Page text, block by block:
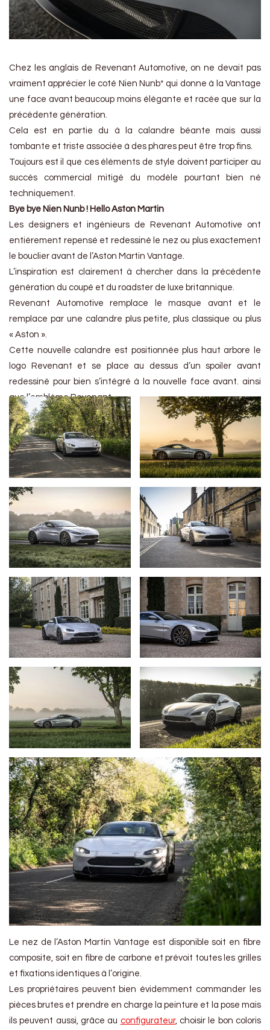
Chez les anglais de Revenant Automotive, on ne devait pas
vraiment apprécier le coté Nien Nunb* qui donne à la Vantage
une face avant beaucoup moins élégante et racée que sur la
précédente génération.
Cela est en partie du à la calandre béante mais aussi
tombante et triste associée à des phares peut être trop fins.
Toujours est il que ces éléments de style doivent participer au
succès commercial mitigé du modèle pourtant bien né
techniquement.
Bye bye Nien Nunb ! Hello Aston Martin
Les designers et ingénieurs de Revenant Automotive ont
entièrement repensé et redessiné le nez ou plus exactement
le bouclier avant de l’Aston Martin Vantage.
L’inspiration est clairement à chercher dans la précédente
génération du coupé et du roadster de luxe britannique.
Revenant Automotive remplace le masque avant et le
remplace par une calandre plus petite, plus classique ou plus
« Aston ».
Cette nouvelle calandre est positionnée plus haut arbore le
logo Revenant et se place au dessus d’un spoiler avant
redessiné pour bien s’intégré à la nouvelle face avant. ainsi
que l’emblème Revenant
Le nez de l’Aston Martin Vantage est disponible soit en fibre
composite, soit en fibre de carbone et prévoit toutes les grilles
et fixations identiques à l’origine.
Les propriétaires peuvent bien évidemment commander les
pièces brutes et prendre en charge la peinture et la pose mais
ils peuvent aussi, grâce au configurateur, choisir le bon coloris